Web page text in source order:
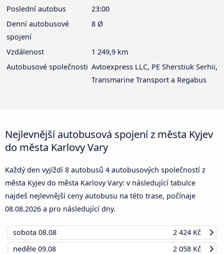
Poslední autobus
23:00
Denní autobusové
spojení
8 Ø
Vzdálenost
1 249,9 km
Autobusové společnosti Avtoexpress LLC, PE Sherstiuk Serhii,
Transmarine Transport a Regabus
Nejlevnější autobusová spojení z města Kyjev
do města Karlovy Vary
Každý den vyjíždí 8 autobusů 4 autobusových společností z
města Kyjev do města Karlovy Vary: v následující tabulce
najdeš nejlevnější ceny autobusu na této trase, počínaje
08.08.2026 a pro následující dny.
sobota 08.08
2 424 Kč
neděle 09.08
2 058 Kč